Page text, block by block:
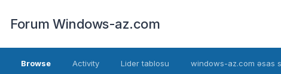
Forum Windows-az.com
Browse Activity Lider tablosu windows-az.com əsas